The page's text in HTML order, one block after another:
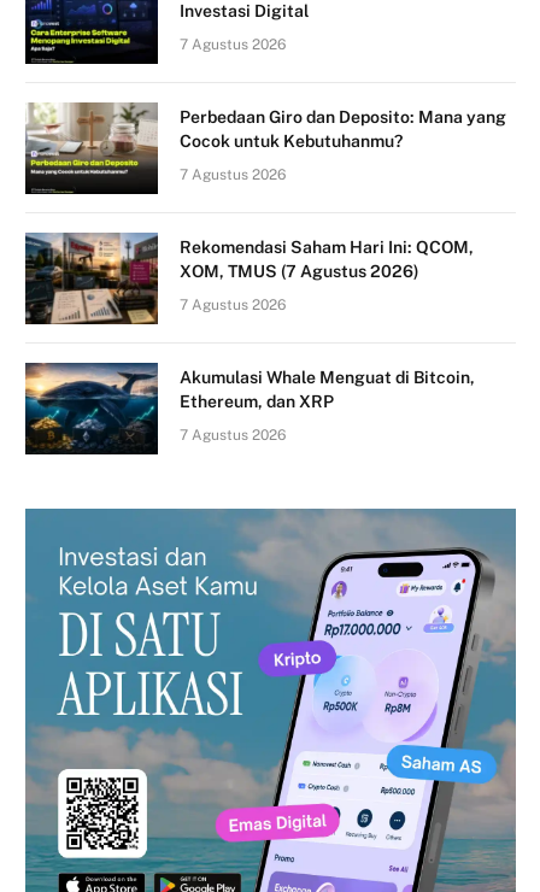
Investasi Digital
7 Agustus 2026
Perbedaan Giro dan Deposito: Mana yang
Cocok untuk Kebutuhanmu?
7 Agustus 2026
Rekomendasi Saham Hari Ini: QCOM,
XOM, TMUS (7 Agustus 2026)
7 Agustus 2026
Akumulasi Whale Menguat di Bitcoin,
Ethereum, dan XRP
7 Agustus 2026